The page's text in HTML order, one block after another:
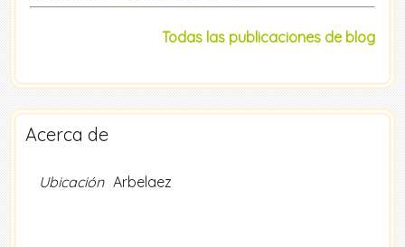
Todas las publicaciones de blog
Acerca de
Ubicación Arbelaez